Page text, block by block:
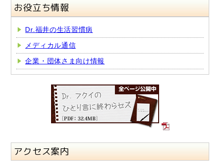
お役立ち情報
Dr.福井の生活習慣病
メディカル通信
企業・団体さま向け情報
アクセス案内